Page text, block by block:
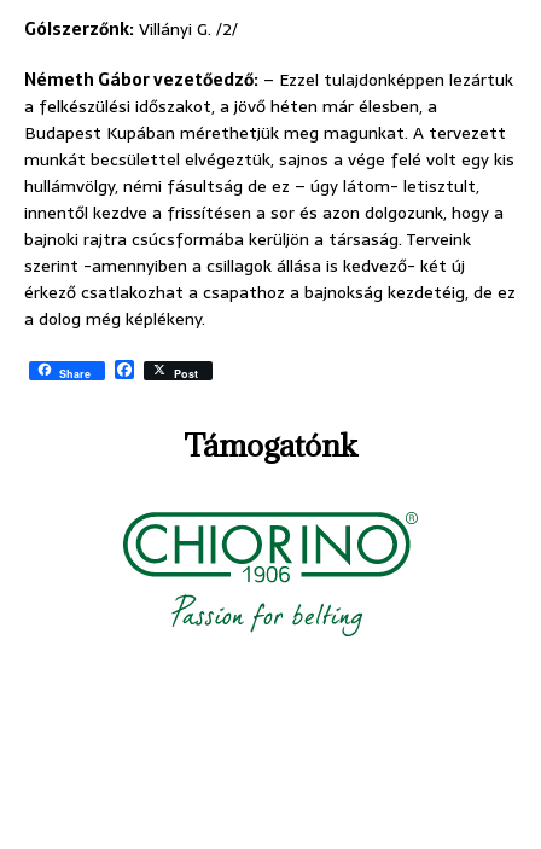
Gólszerzőnk:Villányi G. /2/
Németh Gábor vezetőedző: – Ezzel tulajdonképpen lezártuk
a felkészülési időszakot, a jövő héten már élesben, a
Budapest Kupában mérethetjük meg magunkat. A tervezett
munkát becsülettel elvégeztük, sajnos a vége felé volt egy kis
hullámvölgy, némi fásultság de ez – úgy látom- letisztult,
innentől kezdve a frissítésen a sor és azon dolgozunk, hogy a
bajnoki rajtra csúcsformába kerüljön a társaság. Terveink
szerint -amennyiben a csillagok állása is kedvező- két új
érkező csatlakozhat a csapathoz a bajnokság kezdetéig, de ez
a dolog még képlékeny.
Share F
a Post
Támogatónk